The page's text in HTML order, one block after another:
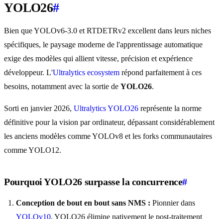
YOLO26#
Bien que YOLOv6-3.0 et RTDETRv2 excellent dans leurs niches
spécifiques, le paysage moderne de l'apprentissage automatique
exige des modèles qui allient vitesse, précision et expérience
développeur. L'Ultralytics ecosystem répond parfaitement à ces
besoins, notamment avec la sortie de YOLO26.
Sorti en janvier 2026, Ultralytics YOLO26 représente la norme
définitive pour la vision par ordinateur, dépassant considérablement
les anciens modèles comme YOLOv8 et les forks communautaires
comme YOLO12.
Pourquoi YOLO26 surpasse la concurrence#
Conception de bout en bout sans NMS : Pionnier dans
YOLOv10, YOLO26 élimine nativement le post-traitement